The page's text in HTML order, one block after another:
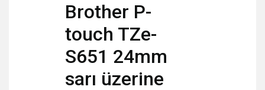
Brother P-
touch TZe-
S651 24mm
sarı üzerine